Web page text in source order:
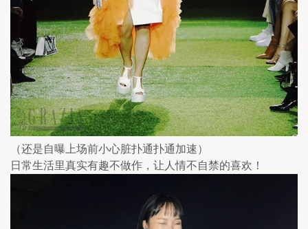
（还是自曝上场前小心脏扑通扑通加速）
日常生活里真实有趣不做作，让人情不自禁的喜欢！